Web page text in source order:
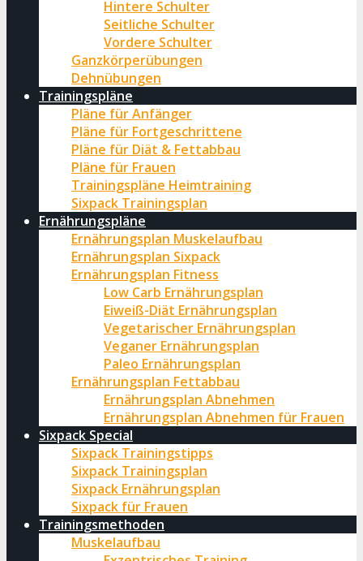
Hintere Schulter
Seitliche Schulter
Vordere Schulter
Ganzkörperübungen
Dehnübungen
Trainingspläne
Pläne für Anfänger
Pläne für Fortgeschrittene
Pläne für Diät & Fettabbau
Pläne für Frauen
Trainingspläne Heimtraining
Sixpack Trainingsplan
Ernährungspläne
Ernährungsplan Muskelaufbau
Ernährungsplan Sixpack
Ernährungsplan Fitness
Low Carb Ernährungsplan
Eiweiß-Diät Ernährungsplan
Vegetarischer Ernährungsplan
Veganer Ernährungsplan
Paleo Ernährungsplan
Ernährungsplan Fettabbau
Ernährungsplan Abnehmen
Ernährungsplan Abnehmen für Frauen
Sixpack Special
Sixpack Trainingstipps
Sixpack Trainingsplan
Sixpack Ernährungsplan
Sixpack für Frauen
Trainingsmethoden
Muskelaufbau